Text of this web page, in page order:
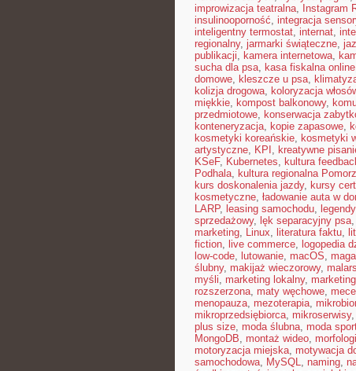
improwizacja teatralna, Instagram
insulinooporność, integracja
inteligentny termostat, internat,
regionalny, jarmarki świąteczne,
publikacji, kamera internetowa,
sucha dla psa, kasa fiskalna online
domowe, kleszcze u psa,
kolizja drogowa, koloryzacja
miękkie, kompost balkonowy,
przedmiotowe, konserwacja
konteneryzacja, kopie zapasowe,
kosmetyki koreańskie, kosmetyki
artystyczne, KPI , kreatywne
KSeF, Kubernetes, kultura
Podhala, kultura regionalna
kurs doskonalenia jazdy, kursy
kosmetyczne, ładowanie auta w
LARP, leasing samochodu,
sprzedażowy, lęk separacyjny psa,
marketing, Linux, literatura faktu,
fiction, live commerce, logopedia
low-code, lutowanie, macOS,
ślubny, makijaż wieczorowy,
myśli, marketing lokalny,
rozszerzona, maty węchowe,
menopauza, mezoterapia,
mikroprzedsiębiorca, mikroserwisy,
plus size, moda ślubna, moda
MongoDB, montaż wideo,
motoryzacja miejska, motywacja
samochodowa, MySQL, naming,